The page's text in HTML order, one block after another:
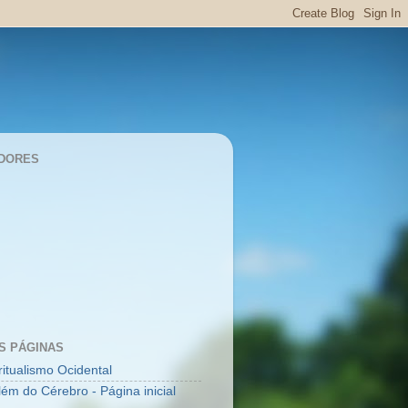
PÁGINAS
Ocidental
do Cérebro - Página inicial